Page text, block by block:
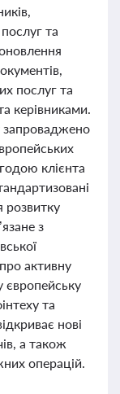
та
послуг та
керівниками.
запроваджено
клієнта
розвитку
з
активну
європейську
та
нові
а також
операцій.